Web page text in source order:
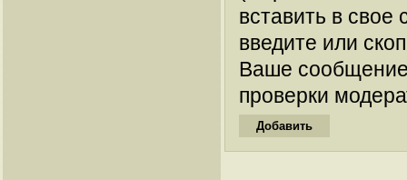
вставить в
введите или
Ваше
проверки